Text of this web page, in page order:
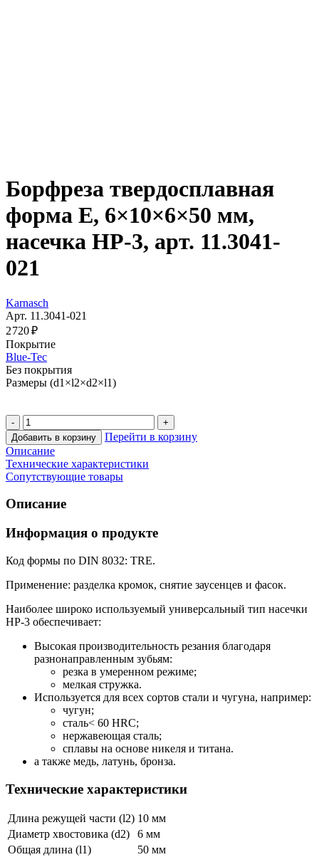
Борфреза твердосплавная
форма E, 6×10×6×50 мм,
насечка HP-3, арт. 11.3041-
021
Karnasch
Арт. 11.3041-021
2 720 ₽
Покрытие
Blue-Tec
Без покрытия
Размеры (d1×l2×d2×l1)
Добавить в корзину
Перейти в корзину
Описание
Технические характеристики
Сопутствующие товары
Описание
Информация о продукте
Код формы по DIN 8032: TRE.
Применение: разделка кромок, снятие заусенцев и фасок.
Наиболее широко используемый универсальный тип насечки
HP-3 обеспечивает:
Высокая производительность резания благодаря
разнонаправленным зубьям:
резка в умеренном режиме;
мелкая стружка.
Используется для всех сортов стали и чугуна, например:
чугун;
сталь< 60 HRC;
нержавеющая сталь;
сплавы на основе никеля и титана.
а также медь, латунь, бронза.
Технические характеристики
Длина режущей части (l2) 10 мм
Диаметр хвостовика (d2)
6 мм
Общая длина (l1)
50 мм